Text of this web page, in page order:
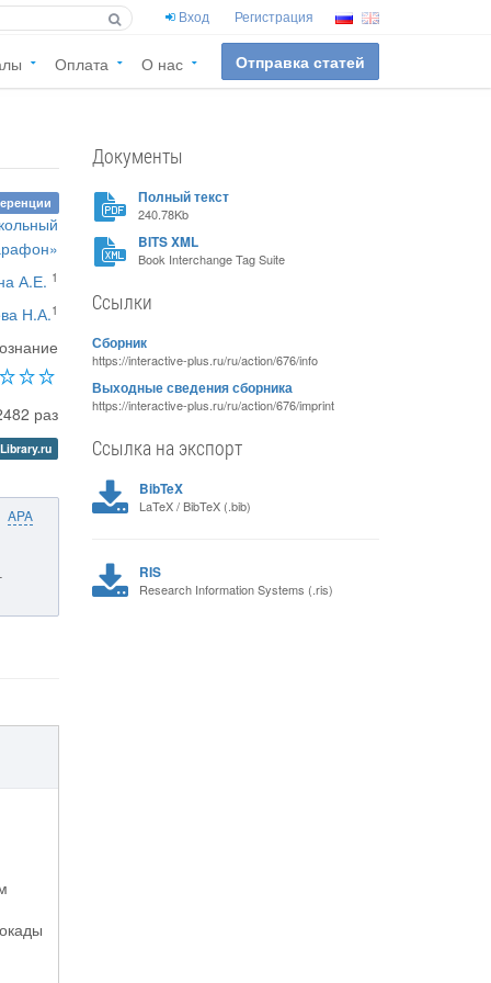
Вход Регистрация
Оплата О нас Отправка статей
А.Е. 1
Н.А.1
раз
APA
Документы
Полный текст
240.78Kb
BITS XML
Book Interchange Tag Suite
Ссылки
Сборник
https://interactive-plus.ru/ru/action/676/info
Выходные сведения сборника
https://interactive-plus.ru/ru/action/676/imprint
Ссылка на экспорт
BibTeX
LaTeX / BibTeX (.bib)
RIS
Research Information Systems (.ris)